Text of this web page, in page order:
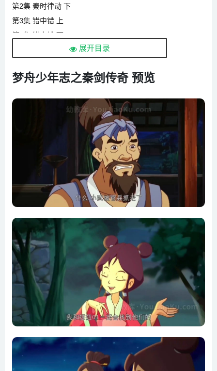
第2集 秦时律动 下
第3集 错中错 上
第4集 错中错 下
第7集 火烧石头 上
第9集 临阵受命 上
第10集 临阵受命 下
第11集 众里寻他 上
第13集 众里寻他 下
第14集 索道计划 上
第15集 索道计划 中
第16集 索道计划 下
第17集 冤家对头 上
第18集 冤家对头 中
第19集 冤家对头 下
第20集 历险长城 上
第21集 历险长城 中
第22集 历险长城 下
第23集 神秘村庄 上
第24集 神秘村庄 中
第25集 神秘村庄 下
第26集 风起丹木村 上
展开目录
梦舟少年志之秦剑传奇 预览